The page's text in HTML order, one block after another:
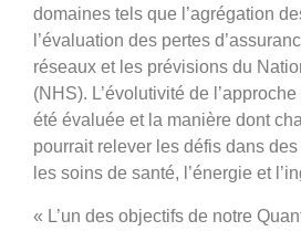
domaines tels que l’agrégation
l’évaluation des pertes
réseaux et les prévisions du
(NHS). L’évolutivité de
été évaluée et la manière dont
pourrait relever les défis dans
les soins de santé, l’énergie et
« L’un des objectifs de notre